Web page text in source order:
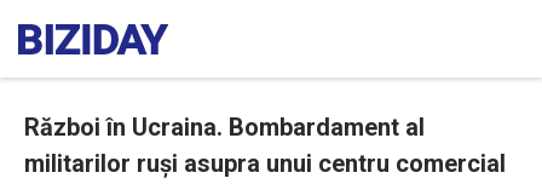
Război în Ucraina. Bombardament al
militarilor ruși asupra unui centru comercial